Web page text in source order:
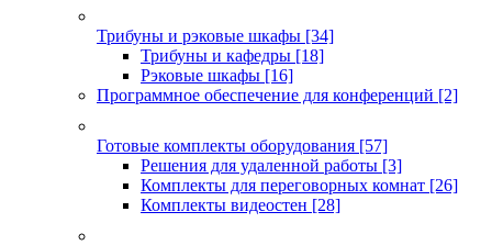
Трибуны и рэковые шкафы [34]
Трибуны и кафедры [18]
Рэковые шкафы [16]
Программное обеспечение для конференций [2]
Готовые комплекты оборудования [57]
Решения для удаленной работы [3]
Комплекты для переговорных комнат [26]
Комплекты видеостен [28]